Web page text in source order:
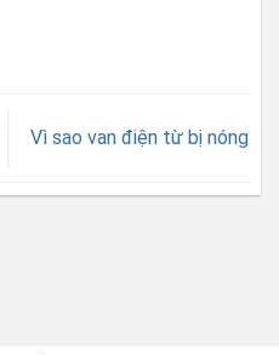
Vì sao van điện từ bị nóng